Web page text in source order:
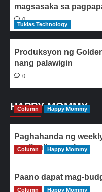
magsasaka sa
0
Tuklas Technology
Produksyon ng
nang palawigin
0
HAPPY MOMMY
Column Happy Mommy
Paghahanda ng
paulit-ulit ang ulam
Column Happy Mommy
Paano dapat mag-
Column Happy Mommy